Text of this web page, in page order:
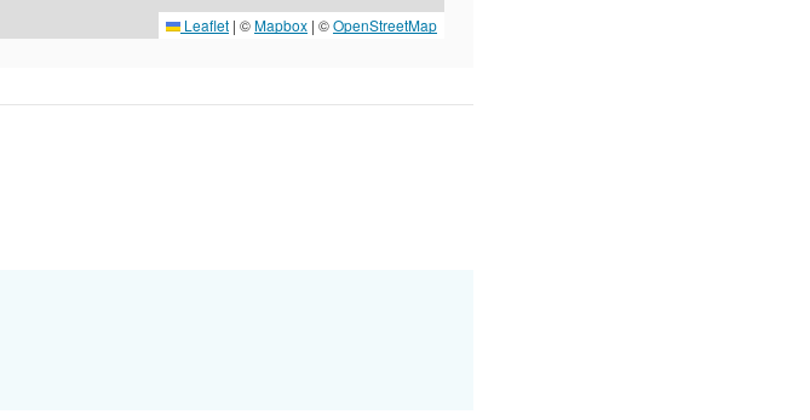
Leaflet | ©Mapbox | ©OpenStreetMap